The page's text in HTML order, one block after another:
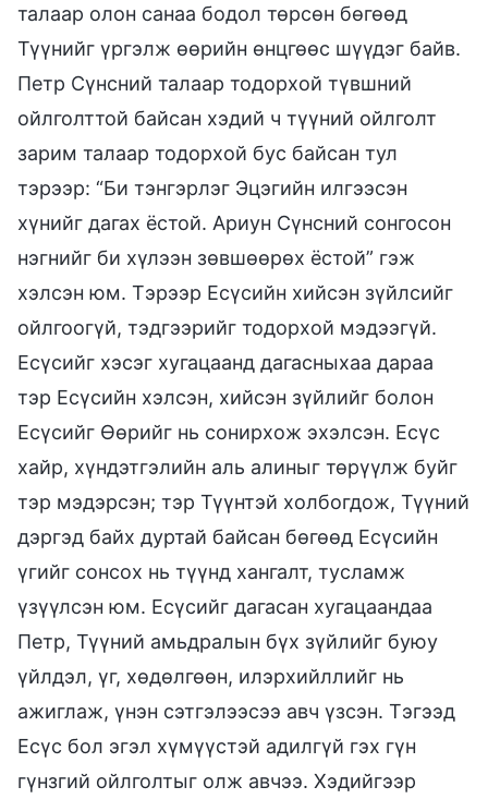
талаар олон санаа бодол төрсөн бөгөөд
Түүнийг үргэлж өөрийн өнцгөөс шүүдэг байв.
Петр Сүнсний талаар тодорхой түвшний
ойлголттой байсан хэдий ч түүний ойлголт
зарим талаар тодорхой бус байсан тул
тэрээр: “Би тэнгэрлэг Эцэгийн илгээсэн
хүнийг дагах ёстой. Ариун Сүнсний сонгосон
нэгнийг би хүлээн зөвшөөрөх ёстой” гэж
хэлсэн юм. Тэрээр Есүсийн хийсэн зүйлсийг
ойлгоогүй, тэдгээрийг тодорхой мэдээгүй.
Есүсийг хэсэг хугацаанд дагасныхаа дараа
тэр Есүсийн хэлсэн, хийсэн зүйлийг болон
Есүсийг Өөрийг нь сонирхож эхэлсэн. Есүс
хайр, хүндэтгэлийн аль алиныг төрүүлж буйг
тэр мэдэрсэн; тэр Түүнтэй холбогдож, Түүний
дэргэд байх дуртай байсан бөгөөд Есүсийн
үгийг сонсох нь түүнд хангалт, тусламж
үзүүлсэн юм. Есүсийг дагасан хугацаандаа
Петр, Түүний амьдралын бүх зүйлийг буюу
үйлдэл, үг, хөдөлгөөн, илэрхийллийг нь
ажиглаж, үнэн сэтгэлээсээ авч үзсэн. Тэгээд
Есүс бол эгэл хүмүүстэй адилгүй гэх гүн
гүнзгий ойлголтыг олж авчээ. Хэдийгээр